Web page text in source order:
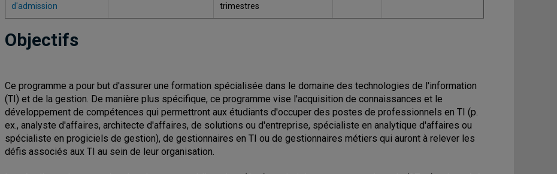
d'admission
trimestres
Objectifs
Ce programme a pour but d'assurer une formation spécialisée dans le domaine des technologies de l'information
(TI) et de la gestion. De manière plus spécifique, ce programme vise l'acquisition de connaissances et le
développement de compétences qui permettront aux étudiants d'occuper des postes de professionnels en TI (p.
ex., analyste d'affaires, architecte d'affaires, de solutions ou d'entreprise, spécialiste en analytique d'affaires ou
spécialiste en progiciels de gestion), de gestionnaires en TI ou de gestionnaires métiers qui auront à relever les
défis associés aux TI au sein de leur organisation.